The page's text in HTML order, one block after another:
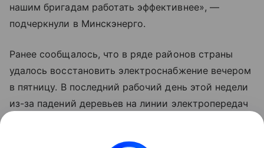
нашим бригадам работать эффективнее», —
подчеркнули в Минскэнерго.
Ранее сообщалось, что в ряде районов страны
удалось восстановить электроснабжение вечером
в пятницу. В последний рабочий день этой недели
из-за падений деревьев на линии электропередач